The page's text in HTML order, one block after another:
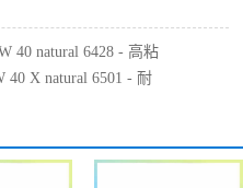
40 natural 6428 - 高粘
度PA12
40 X natural 6501 - 耐